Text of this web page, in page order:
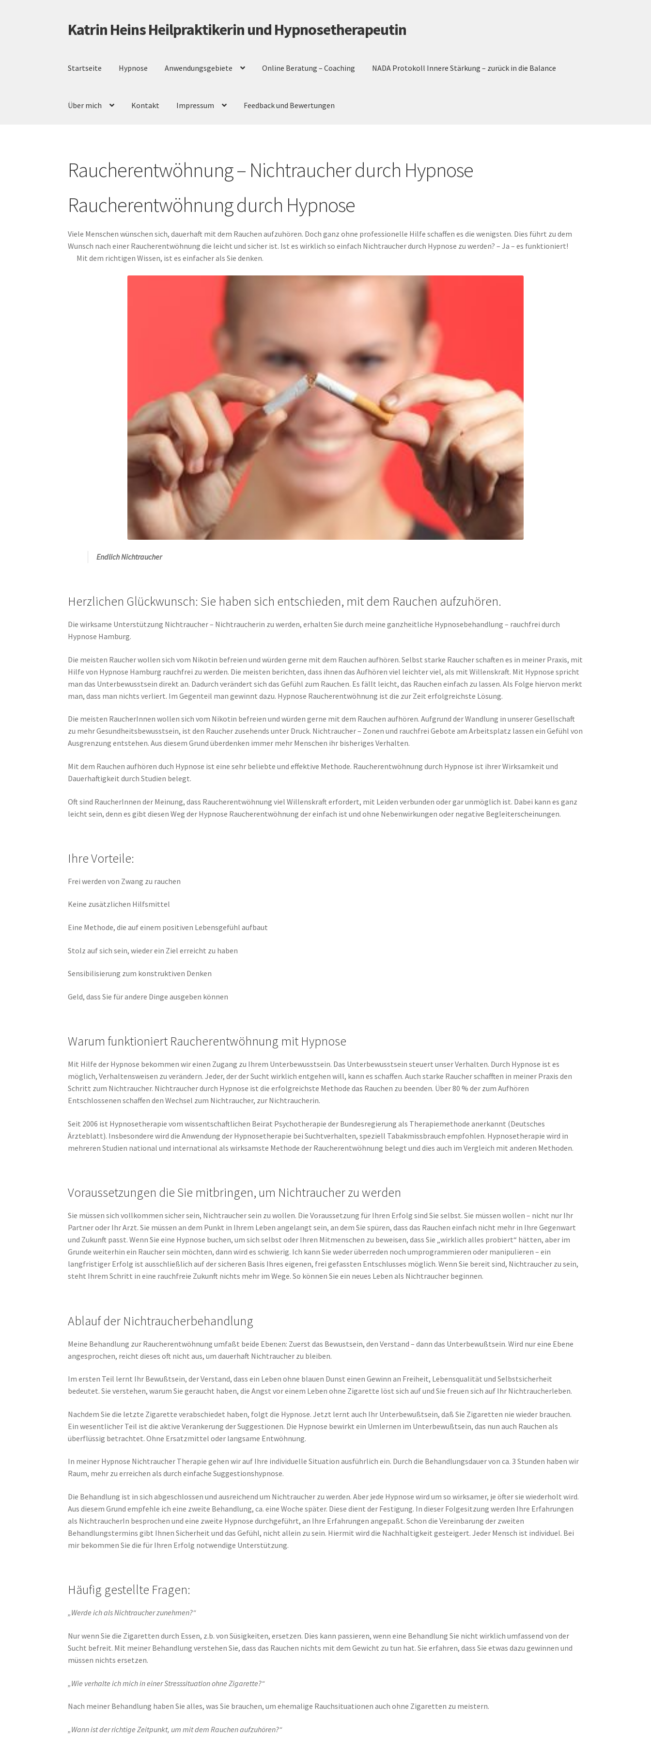
Zur
Navigation
Zum
Inhalt
Katrin Heins Heilpraktikerin und Hypnosetherapeutin
Startseite Hypnose Anwendungsgebiete Online Beratung – Coaching NADA Protokoll Innere Stärkung – zurück in die Balance
Über mich Kontakt Impressum Feedback und Bewertungen
Raucherentwöhnung – Nichtraucher durch Hypnose
Raucherentwöhnung durch Hypnose
Viele Menschen wünschen sich, dauerhaft mit dem Rauchen aufzuhören. Doch ganz ohne professionelle Hilfe schaffen es die wenigsten. Dies führt zu dem
Wunsch nach einer Raucherentwöhnung die leicht und sicher ist. Ist es wirklich so einfach Nichtraucher durch Hypnose zu werden? – Ja – es funktioniert!
Mit dem richtigen Wissen, ist es einfacher als Sie denken.
Endlich Nichtraucher
Herzlichen Glückwunsch: Sie haben sich entschieden, mit dem Rauchen aufzuhören.
Die wirksame Unterstützung Nichtraucher – Nichtraucherin zu werden, erhalten Sie durch meine ganzheitliche Hypnosebehandlung – rauchfrei durch
Hypnose Hamburg.
Die meisten Raucher wollen sich vom Nikotin befreien und würden gerne mit dem Rauchen aufhören. Selbst starke Raucher schaften es in meiner Praxis, mit
Hilfe von Hypnose Hamburg rauchfrei zu werden. Die meisten berichten, dass ihnen das Aufhören viel leichter viel, als mit Willenskraft. Mit Hypnose spricht
man das Unterbewusstsein direkt an. Dadurch verändert sich das Gefühl zum Rauchen. Es fällt leicht, das Rauchen einfach zu lassen. Als Folge hiervon merkt
man, dass man nichts verliert. Im Gegenteil man gewinnt dazu. Hypnose Raucherentwöhnung ist die zur Zeit erfolgreichste Lösung.
Die meisten RaucherInnen wollen sich vom Nikotin befreien und würden gerne mit dem Rauchen aufhören. Aufgrund der Wandlung in unserer Gesellschaft
zu mehr Gesundheitsbewusstsein, ist den Raucher zusehends unter Druck. Nichtraucher – Zonen und rauchfrei Gebote am Arbeitsplatz lassen ein Gefühl von
Ausgrenzung entstehen. Aus diesem Grund überdenken immer mehr Menschen ihr bisheriges Verhalten.
Mit dem Rauchen aufhören duch Hypnose ist eine sehr beliebte und effektive Methode. Raucherentwöhnung durch Hypnose ist ihrer Wirksamkeit und
Dauerhaftigkeit durch Studien belegt.
Oft sind RaucherInnen der Meinung, dass Raucherentwöhnung viel Willenskraft erfordert, mit Leiden verbunden oder gar unmöglich ist. Dabei kann es ganz
leicht sein, denn es gibt diesen Weg der Hypnose Raucherentwöhnung der einfach ist und ohne Nebenwirkungen oder negative Begleiterscheinungen.
Ihre Vorteile:
Frei werden von Zwang zu rauchen
Keine zusätzlichen Hilfsmittel
Eine Methode, die auf einem positiven Lebensgefühl aufbaut
Stolz auf sich sein, wieder ein Ziel erreicht zu haben
Sensibilisierung zum konstruktiven Denken
Geld, dass Sie für andere Dinge ausgeben können
Warum funktioniert Raucherentwöhnung mit Hypnose
Mit Hilfe der Hypnose bekommen wir einen Zugang zu Ihrem Unterbewusstsein. Das Unterbewusstsein steuert unser Verhalten. Durch Hypnose ist es
möglich, Verhaltensweisen zu verändern. Jeder, der der Sucht wirklich entgehen will, kann es schaffen. Auch starke Raucher schafften in meiner Praxis den
Schritt zum Nichtraucher. Nichtraucher durch Hypnose ist die erfolgreichste Methode das Rauchen zu beenden. Über 80 % der zum Aufhören
Entschlossenen schaffen den Wechsel zum Nichtraucher, zur Nichtraucherin.
Seit 2006 ist Hypnosetherapie vom wissentschaftlichen Beirat Psychotherapie der Bundesregierung als Therapiemethode anerkannt (Deutsches
Ärzteblatt). Insbesondere wird die Anwendung der Hypnosetherapie bei Suchtverhalten, speziell Tabakmissbrauch empfohlen. Hypnosetherapie wird in
mehreren Studien national und international als wirksamste Methode der Raucherentwöhnung belegt und dies auch im Vergleich mit anderen Methoden.
Voraussetzungen die Sie mitbringen, um Nichtraucher zu werden
Sie müssen sich vollkommen sicher sein, Nichtraucher sein zu wollen. Die Voraussetzung für Ihren Erfolg sind Sie selbst. Sie müssen wollen – nicht nur Ihr
Partner oder Ihr Arzt. Sie müssen an dem Punkt in Ihrem Leben angelangt sein, an dem Sie spüren, dass das Rauchen einfach nicht mehr in Ihre Gegenwart
und Zukunft passt. Wenn Sie eine Hypnose buchen, um sich selbst oder Ihren Mitmenschen zu beweisen, dass Sie „wirklich alles probiert“ hätten, aber im
Grunde weiterhin ein Raucher sein möchten, dann wird es schwierig. Ich kann Sie weder überreden noch umprogrammieren oder manipulieren – ein
langfristiger Erfolg ist ausschließlich auf der sicheren Basis Ihres eigenen, frei gefassten Entschlusses möglich. Wenn Sie bereit sind, Nichtraucher zu sein,
steht Ihrem Schritt in eine rauchfreie Zukunft nichts mehr im Wege. So können Sie ein neues Leben als Nichtraucher beginnen.
Ablauf der Nichtraucherbehandlung
Meine Behandlung zur Raucherentwöhnung umfaßt beide Ebenen: Zuerst das Bewustsein, den Verstand – dann das Unterbewußtsein. Wird nur eine Ebene
angesprochen, reicht dieses oft nicht aus, um dauerhaft Nichtraucher zu bleiben.
Im ersten Teil lernt Ihr Bewußtsein, der Verstand, dass ein Leben ohne blauen Dunst einen Gewinn an Freiheit, Lebensqualität und Selbstsicherheit
bedeutet. Sie verstehen, warum Sie geraucht haben, die Angst vor einem Leben ohne Zigarette löst sich auf und Sie freuen sich auf Ihr Nichtraucherleben.
Nachdem Sie die letzte Zigarette verabschiedet haben, folgt die Hypnose. Jetzt lernt auch Ihr Unterbewußtsein, daß Sie Zigaretten nie wieder brauchen.
Ein wesentlicher Teil ist die aktive Verankerung der Suggestionen. Die Hypnose bewirkt ein Umlernen im Unterbewußtsein, das nun auch Rauchen als
überflüssig betrachtet. Ohne Ersatzmittel oder langsame Entwöhnung.
In meiner Hypnose Nichtraucher Therapie gehen wir auf Ihre individuelle Situation ausführlich ein. Durch die Behandlungsdauer von ca. 3 Stunden haben wir
Raum, mehr zu erreichen als durch einfache Suggestionshypnose.
Die Behandlung ist in sich abgeschlossen und ausreichend um Nichtraucher zu werden. Aber jede Hypnose wird um so wirksamer, je öfter sie wiederholt wird.
Aus diesem Grund empfehle ich eine zweite Behandlung, ca. eine Woche später. Diese dient der Festigung. In dieser Folgesitzung werden Ihre Erfahrungen
als NichtraucherIn besprochen und eine zweite Hypnose durchgeführt, an Ihre Erfahrungen angepaßt. Schon die Vereinbarung der zweiten
Behandlungstermins gibt Ihnen Sicherheit und das Gefühl, nicht allein zu sein. Hiermit wird die Nachhaltigkeit gesteigert. Jeder Mensch ist individuel. Bei
mir bekommen Sie die für Ihren Erfolg notwendige Unterstützung.
Häufig gestellte Fragen:
„Werde ich als Nichtraucher zunehmen?“
Nur wenn Sie die Zigaretten durch Essen, z.b. von Süsigkeiten, ersetzen. Dies kann passieren, wenn eine Behandlung Sie nicht wirklich umfassend von der
Sucht befreit. Mit meiner Behandlung verstehen Sie, dass das Rauchen nichts mit dem Gewicht zu tun hat. Sie erfahren, dass Sie etwas dazu gewinnen und
müssen nichts ersetzen.
„Wie verhalte ich mich in einer Stresssituation ohne Zigarette?“
Nach meiner Behandlung haben Sie alles, was Sie brauchen, um ehemalige Rauchsituationen auch ohne Zigaretten zu meistern.
„Wann ist der richtige Zeitpunkt, um mit dem Rauchen aufzuhören?“